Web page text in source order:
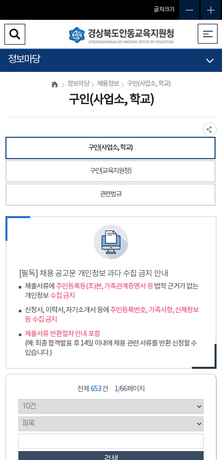
글자크기
정보마당
정보마당 채용정보 구인(사업소, 학교)
구인(사업소, 학교)
구인(사업소, 학교)
구인(교육지원청)
관련법규
[필독] 채용 공고문 개인정보 과다 수집 금지 안내
제출서류에 주민등록등(초)본, 가족관계증명서 등법적 근거가 없는
개인정보수집 금지
신청서, 이력서, 자기소개서 등에주민등록번호, 가족사항, 신체정보
등 수집 금지
제출서류 반환절차 안내 포함
(예: 최종 합격발표 후 14일 이내에 채용 관련 서류를 반환 신청할 수
있습니다.)
전체 653건 1/66페이지